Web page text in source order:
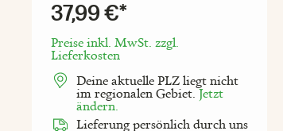
37,99 €*
Preise inkl. MwSt. zzgl.
Lieferkosten
Deine aktuelle PLZ liegt nicht
im regionalen Gebiet.Jetzt
ändern.
Lieferung persönlich durch uns